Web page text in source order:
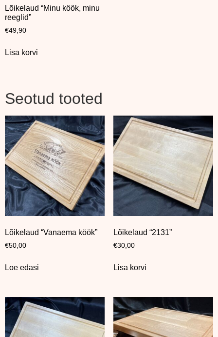
Lõikelaud “Minu köök, minu
reeglid”
€49,90
Lisa korvi
Seotud tooted
Lõikelaud “Vanaema köök”
€50,00
Loe edasi
Lõikelaud “2131”
€30,00
Lisa korvi